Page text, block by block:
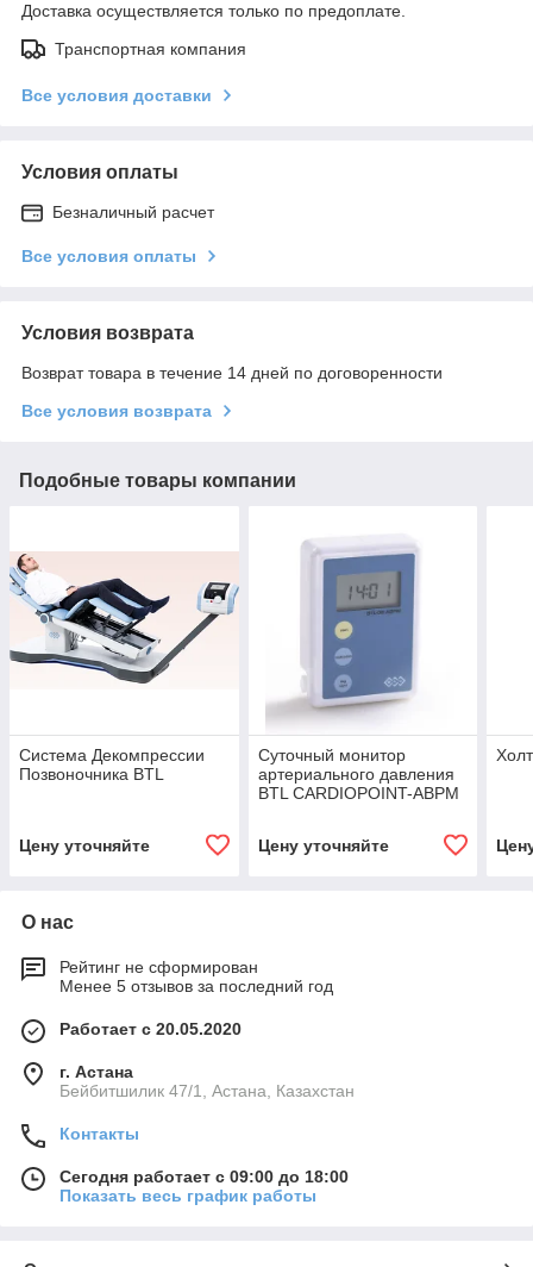
Доставка осуществляется только по предоплате.
Транспортная компания
Все условия доставки
Условия оплаты
Безналичный расчет
Все условия оплаты
Условия возврата
Возврат товара в течение 14 дней по договоренности
Все условия возврата
Подобные товары компании
Система Декомпрессии
Позвоночника BTL
Цену уточняйте
Суточный монитор
артериального давления
BTL CARDIOPOINT-ABPM
Цену уточняйте
О нас
Рейтинг не сформирован
Менее 5 отзывов за последний год
Работает с 20.05.2020
г. Астана
Бейбитшилик 47/1, Астана, Казахстан
Контакты
Сегодня работает с 09:00 до 18:00
Показать весь график работы